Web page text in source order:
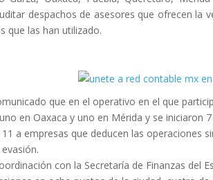
despachos de asesores que ofrecen la
que las han utilizado.
que en el operativo en el que
en Oaxaca y uno en Mérida y se iniciaron
a empresas que deducen las operaciones
con la Secretaría de Finanzas del